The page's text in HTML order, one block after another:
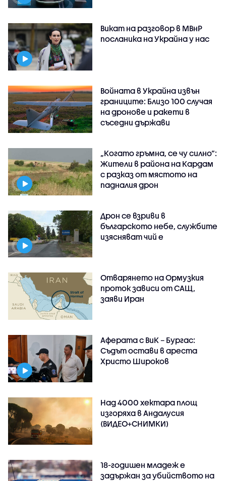
Викат на разговор в МВнР
посланика на Украйна у нас
Войната в Украйна извън
границите: Близо 100 случая
на дронове и ракети в
съседни държави
„Когато гръмна, се чу силно“:
Жители в района на Кардам
с разказ от мястото на
падналия дрон
Дрон се взриви в
българското небе, службите
изясняват чий е
Отварянето на Ормузкия
проток зависи от САЩ,
заяви Иран
Аферата с ВиК – Бургас:
Съдът остави в ареста
Христо Широков
Над 4000 хектара площ
изгоряха в Андалусия
(ВИДЕО+СНИМКИ)
18-годишен младеж е
задържан за убийството на